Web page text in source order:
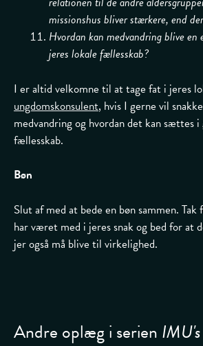
missionshus bliver stærkere, end
Hvordan kan medvandring blive
jeres lokale fællesskab?
I er altid velkomne til at tage fat i jeres
ungdomskonsulent, hvis I gerne vil
medvandring og hvordan det kan sættes i
fællesskab.
Bøn
Slut af med at bede en bøn sammen.
har været med i jeres snak og bed for at
jer også må blive til virkelighed.
Andre oplæg i serien